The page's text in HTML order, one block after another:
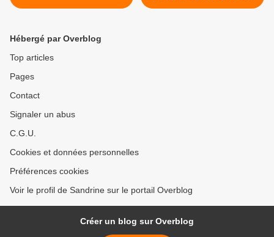
Marc Levy >
Hébergé par Overblog
Top articles
Pages
Contact
Signaler un abus
C.G.U.
Cookies et données personnelles
Préférences cookies
Voir le profil de Sandrine sur le portail Overblog
Créer un blog sur Overblog